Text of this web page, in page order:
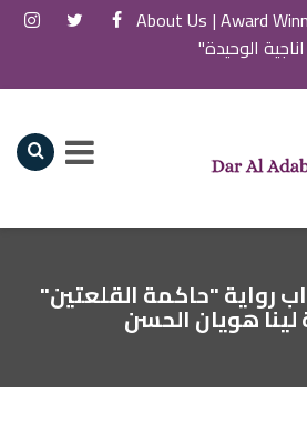
Award
About Us
الوحيدة"
رواية "حاكمة القلعتين"
لينا هويان الحسن